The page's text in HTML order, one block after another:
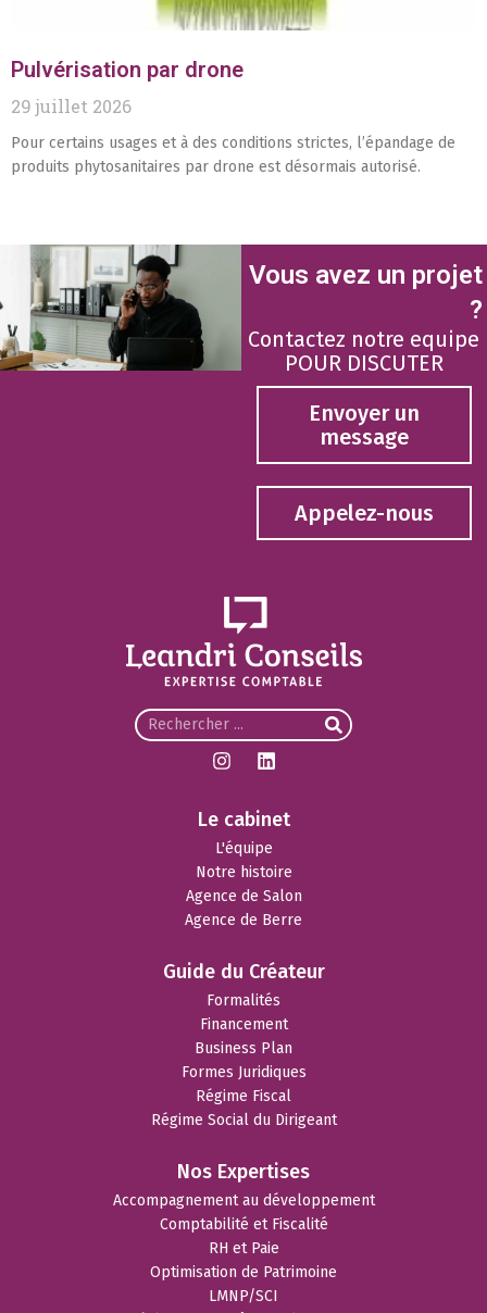
Pulvérisation par drone
29 juillet 2026
Pour certains usages et à des conditions strictes, l’épandage de
produits phytosanitaires par drone est désormais autorisé.
Vous avez un projet
?
Contactez notre equipe
POUR DISCUTER
Envoyer un
message
Appelez-nous
Le cabinet
L'équipe
Notre histoire
Agence de Salon
Agence de Berre
Guide du Créateur
Formalités
Financement
Business Plan
Formes Juridiques
Régime Fiscal
Régime Social du Dirigeant
Nos Expertises
Accompagnement au développement
Comptabilité et Fiscalité
RH et Paie
Optimisation de Patrimoine
LMNP/SCI